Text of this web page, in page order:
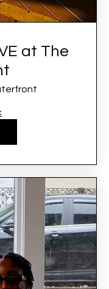
at The